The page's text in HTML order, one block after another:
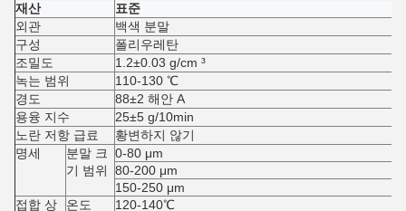
재산
표준
외관
백색 분말
구성
폴리우레탄
조밀도
1.2±0.03 g/cm ³
녹는 범위
110-130 ℃
경도
88±2 해안 A
용융 지수
25±5 g/10min
노란 저항 급료
황변하지 않기
명세
분말 크
기 범위
0-80 μm
80-200 μm
150-250 μm
접합 상
온도 120-140℃